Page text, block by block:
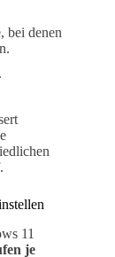
bei denen
.
11
je